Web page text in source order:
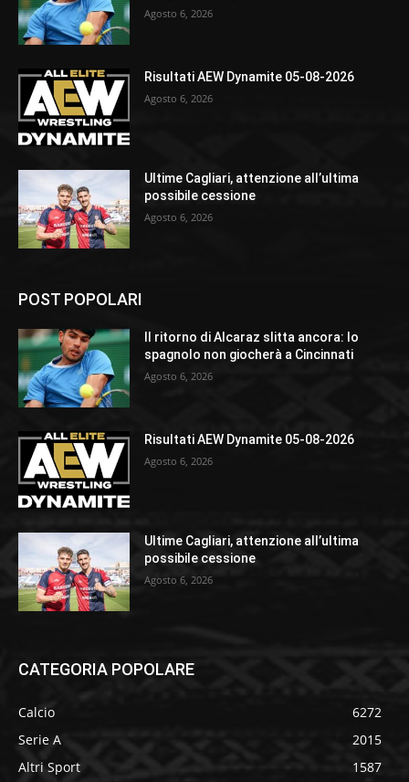
Agosto 6, 2026
Risultati AEW Dynamite 05-08-2026
Agosto 6, 2026
Ultime Cagliari, attenzione all’ultima
possibile cessione
Agosto 6, 2026
POST POPOLARI
Il ritorno di Alcaraz slitta ancora: lo
spagnolo non giocherà a Cincinnati
Agosto 6, 2026
Risultati AEW Dynamite 05-08-2026
Agosto 6, 2026
Ultime Cagliari, attenzione all’ultima
possibile cessione
Agosto 6, 2026
CATEGORIA POPOLARE
Calcio
6272
Serie A
2015
Altri Sport
1587